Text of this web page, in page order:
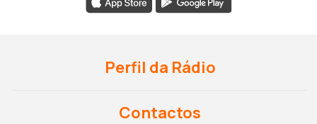
Perfil da Rádio
Contactos